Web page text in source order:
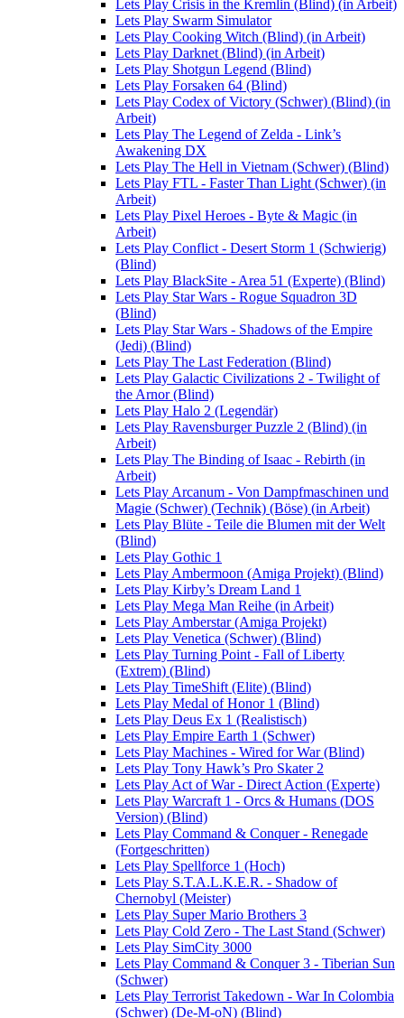
Lets Play Crisis in the Kremlin (Blind) (in Arbeit)
Lets Play Swarm Simulator
Lets Play Cooking Witch (Blind) (in Arbeit)
Lets Play Darknet (Blind) (in Arbeit)
Lets Play Shotgun Legend (Blind)
Lets Play Forsaken 64 (Blind)
Lets Play Codex of Victory (Schwer) (Blind) (in
Arbeit)
Lets Play The Legend of Zelda - Link’s
Awakening DX
Lets Play The Hell in Vietnam (Schwer) (Blind)
Lets Play FTL - Faster Than Light (Schwer) (in
Arbeit)
Lets Play Pixel Heroes - Byte & Magic (in
Arbeit)
Lets Play Conflict - Desert Storm 1 (Schwierig)
(Blind)
Lets Play BlackSite - Area 51 (Experte) (Blind)
Lets Play Star Wars - Rogue Squadron 3D
(Blind)
Lets Play Star Wars - Shadows of the Empire
(Jedi) (Blind)
Lets Play The Last Federation (Blind)
Lets Play Galactic Civilizations 2 - Twilight of
the Arnor (Blind)
Lets Play Halo 2 (Legendär)
Lets Play Ravensburger Puzzle 2 (Blind) (in
Arbeit)
Lets Play The Binding of Isaac - Rebirth (in
Arbeit)
Lets Play Arcanum - Von Dampfmaschinen und
Magie (Schwer) (Technik) (Böse) (in Arbeit)
Lets Play Blüte - Teile die Blumen mit der Welt
(Blind)
Lets Play Gothic 1
Lets Play Ambermoon (Amiga Projekt) (Blind)
Lets Play Kirby’s Dream Land 1
Lets Play Mega Man Reihe (in Arbeit)
Lets Play Amberstar (Amiga Projekt)
Lets Play Venetica (Schwer) (Blind)
Lets Play Turning Point - Fall of Liberty
(Extrem) (Blind)
Lets Play TimeShift (Elite) (Blind)
Lets Play Medal of Honor 1 (Blind)
Lets Play Deus Ex 1 (Realistisch)
Lets Play Empire Earth 1 (Schwer)
Lets Play Machines - Wired for War (Blind)
Lets Play Tony Hawk’s Pro Skater 2
Lets Play Act of War - Direct Action (Experte)
Lets Play Warcraft 1 - Orcs & Humans (DOS
Version) (Blind)
Lets Play Command & Conquer - Renegade
(Fortgeschritten)
Lets Play Spellforce 1 (Hoch)
Lets Play S.T.A.L.K.E.R. - Shadow of
Chernobyl (Meister)
Lets Play Super Mario Brothers 3
Lets Play Cold Zero - The Last Stand (Schwer)
Lets Play SimCity 3000
Lets Play Command & Conquer 3 - Tiberian Sun
(Schwer)
Lets Play Terrorist Takedown - War In Colombia
(Schwer) (De-M-oN) (Blind)